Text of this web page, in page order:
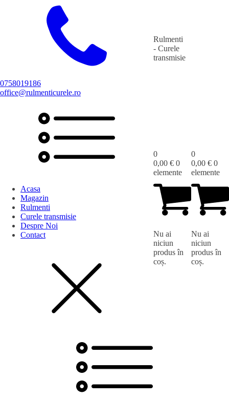
0758019186
office@rulmenticurele.ro
Rulmenti
- Curele
transmisie
Acasa
Magazin
Rulmenti
Curele transmisie
Despre Noi
Contact
0
0,00 € 0
elemente
Nu ai
niciun
produs în
coș.
0
0,00 € 0
elemente
Nu ai
niciun
produs în
coș.